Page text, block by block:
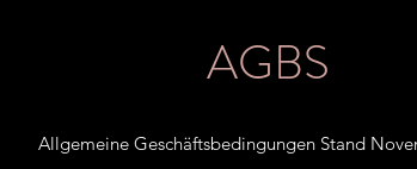
AGBS
Allgemeine Geschäftsbedingungen Stand